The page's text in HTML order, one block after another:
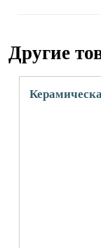
Другие